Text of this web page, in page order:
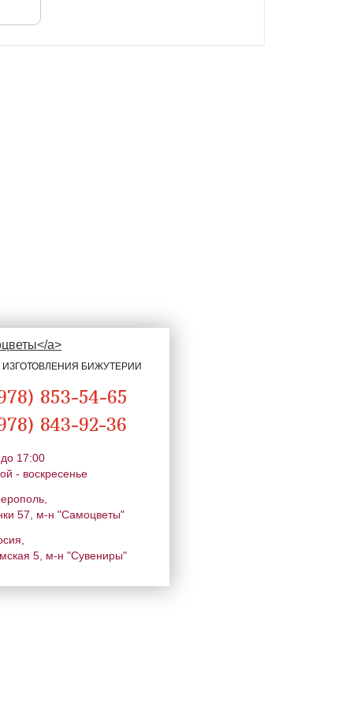
ИЗГОТОВЛЕНИЯ БИЖУТЕРИИ
853-54-65
843-92-36
17:00
- воскресенье
57, м-н "Самоцветы"
5, м-н "Сувениры"